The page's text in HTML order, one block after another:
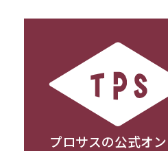
プロサスの公式オ